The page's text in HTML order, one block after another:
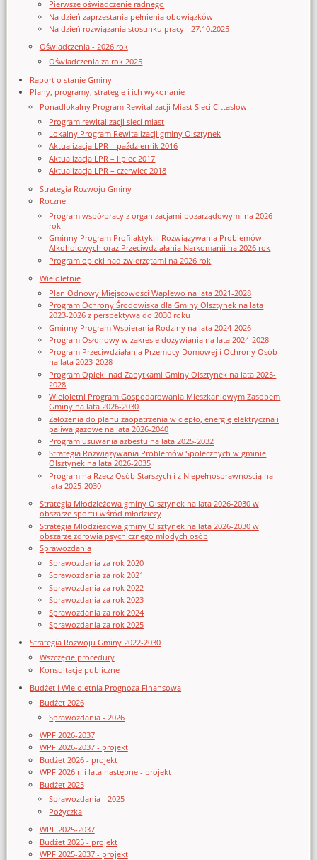
Pierwsze oświadczenie radnego
Na dzień zaprzestania pełnienia obowiązków
Na dzień rozwiązania stosunku pracy - 27.10.2025
Oświadczenia - 2026 rok
Oświadczenia za rok 2025
Raport o stanie Gminy
Plany, programy, strategie i ich wykonanie
Ponadlokalny Program Rewitalizacji Miast Sieci Cittaslow
Program rewitalizacji sieci miast
Lokalny Program Rewitalizacji gminy Olsztynek
Aktualizacja LPR – październik 2016
Aktualizacja LPR – lipiec 2017
Aktualizacja LPR – czerwiec 2018
Strategia Rozwoju Gminy
Roczne
Program współpracy z organizacjami pozarządowymi na 2026
rok
Gminny Program Profilaktyki i Rozwiązywania Problemów
Alkoholowych oraz Przeciwdziałania Narkomanii na 2026 rok
Program opieki nad zwierzętami na 2026 rok
Wieloletnie
Plan Odnowy Miejscowości Waplewo na lata 2021-2028
Program Ochrony Środowiska dla Gminy Olsztynek na lata
2023-2026 z perspektywą do 2030 roku
Gminny Program Wspierania Rodziny na lata 2024-2026
Program Osłonowy w zakresie dożywiania na lata 2024-2028
Program Przeciwdziałania Przemocy Domowej i Ochrony Osób
na lata 2023-2028
Program Opieki nad Zabytkami Gminy Olsztynek na lata 2025-
2028
Wieloletni Program Gospodarowania Mieszkaniowym Zasobem
Gminy na lata 2026-2030
Założenia do planu zaopatrzenia w ciepło, energię elektryczna i
paliwa gazowe na lata 2026-2040
Program usuwania azbestu na lata 2025-2032
Strategia Rozwiązywania Problemów Społecznych w gminie
Olsztynek na lata 2026-2035
Program na Rzecz Osób Starszych i z Niepełnosprawnością na
lata 2025-2030
Strategia Młodzieżowa gminy Olsztynek na lata 2026-2030 w
obszarze sportu wśród młodzieży
Strategia Młodzieżowa gminy Olsztynek na lata 2026-2030 w
obszarze zdrowia psychicznego młodych osób
Sprawozdania
Sprawozdania za rok 2020
Sprawozdania za rok 2021
Sprawozdania za rok 2022
Sprawozdania za rok 2023
Sprawozdania za rok 2024
Sprawozdania za rok 2025
Strategia Rozwoju Gminy 2022-2030
Wszczęcie procedury
Konsultacje publiczne
Budżet i Wieloletnia Prognoza Finansowa
Budżet 2026
Sprawozdania - 2026
WPF 2026-2037
WPF 2026-2037 - projekt
Budżet 2026 - projekt
WPF 2026 r. i lata następne - projekt
Budżet 2025
Sprawozdania - 2025
Pożyczka
WPF 2025-2037
Budżet 2025 - projekt
WPF 2025-2037 - projekt